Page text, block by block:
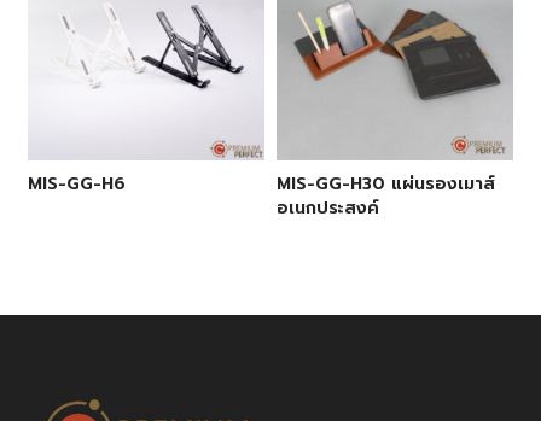
MIS-GG-H6
MIS-GG-H30 แผ่นรองเมาส์
อเนกประสงค์